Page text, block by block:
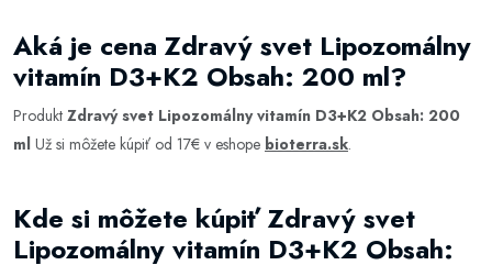
Aká je cena Zdravý svet Lipozomálny
vitamín D3+K2 Obsah: 200 ml?
Produkt Zdravý svet Lipozomálny vitamín D3+K2 Obsah: 200
ml Už si môžete kúpiť od 17€ v eshope bioterra.sk.
Kde si môžete kúpiť Zdravý svet
Lipozomálny vitamín D3+K2 Obsah: